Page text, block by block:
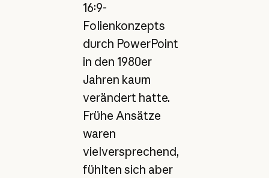
16:9-
Folienkonzepts
durch PowerPoint
in den 1980er
Jahren kaum
verändert hatte.
Frühe Ansätze
waren
vielversprechend,
fühlten sich aber